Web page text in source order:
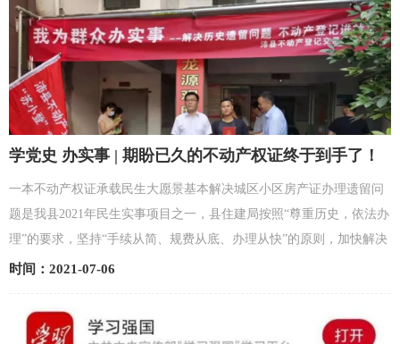
学党史 办实事 | 期盼已久的不动产权证终于到手了！
一本不动产权证承载民生大愿景基本解决城区小区房产证办理遗留问
题是我县2021年民生实事项目之一，县住建局按照“尊重历史，依法办
理”的要求，坚持“手续从简、规费从底、办理从快”的原则，加快解决
房产证办理遗留问题。截至目前，集中解决10个小区...
时间：2021-07-06